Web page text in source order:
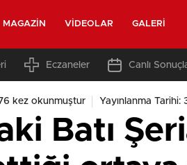
MAGAZIN VIDEOLAR GALERI
Eczaneler Canlı
kez okunmuştur Yayınlanma
Batı